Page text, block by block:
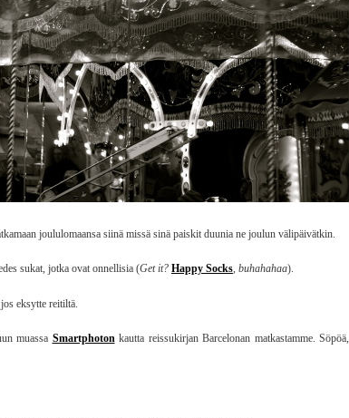
joululomaansa siinä missä sinä paiskit duunia ne joulun välipäivätkin.
sukat, jotka ovat onnellisia (Get it? Happy Socks, buhahahaa).
eksytte reitiltä.
muassa Smartphotonkautta reissukirjan Barcelonan matkastamme. Söpöä,